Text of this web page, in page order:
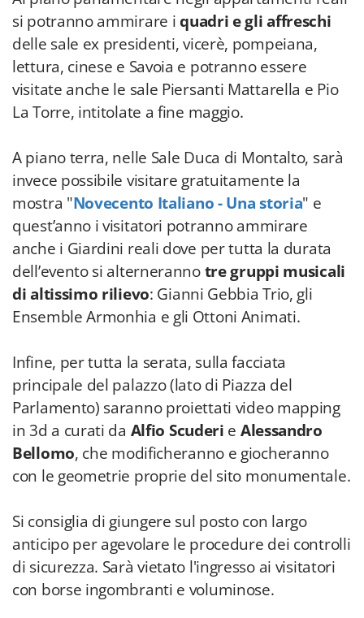
si potranno ammirare iquadri e gli affreschi
delle sale ex presidenti, vicerè, pompeiana,
lettura, cinese e Savoia e potranno essere
visitate anche le sale Piersanti Mattarella e Pio
La Torre, intitolate a fine maggio.
A piano terra, nelle Sale Duca di Montalto, sarà
invece possibile visitare gratuitamente la
mostra "Novecento Italiano - Una storia" e
quest’anno i visitatori potranno ammirare
anche i Giardini reali dove per tutta la durata
dell’evento si alternerannotre gruppi musicali
di altissimo rilievo: Gianni Gebbia Trio, gli
Ensemble Armonhia e gli Ottoni Animati.
Infine, per tutta la serata, sulla facciata
principale del palazzo (lato di Piazza del
Parlamento) saranno proiettati video mapping
in 3d a curati da Alfio Scuderi e Alessandro
Bellomo, che modificheranno e giocheranno
con le geometrie proprie del sito monumentale.
Si consiglia di giungere sul posto con largo
anticipo per agevolare le procedure dei controlli
di sicurezza. Sarà vietato l'ingresso ai visitatori
con borse ingombranti e voluminose.